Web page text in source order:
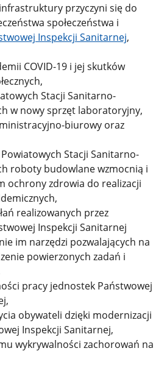
przyczyni się do
społeczeństwa i
Inspekcji Sanitarnej,
COVID-19 i jej skutków
Stacji Sanitarno-
w nowy sprzęt laboratoryjny,
biurowy oraz
Stacji Sanitarno-
roboty budowlane wzmocnią i
ochrony zdrowia do realizacji
realizowanych przez
Inspekcji Sanitarnej
im narzędzi pozwalających na
powierzonych zadań i
pracy jednostek Państwowej
obywateli dzięki modernizacji
Inspekcji Sanitarnej,
wykrywalności zachorowań na